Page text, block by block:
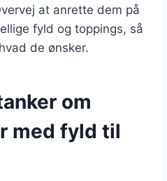
at anrette dem på
fyld og toppings, så
de ønsker.
om
med fyld til